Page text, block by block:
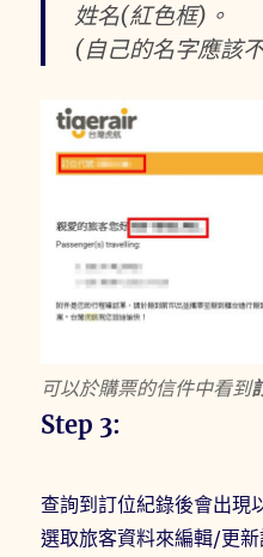
姓名(紅色框)。
(自己的名字應該
可以於購票的信件中看到
Step 3:
查詢到訂位紀錄後會出現
選取旅客資料來編輯/更新